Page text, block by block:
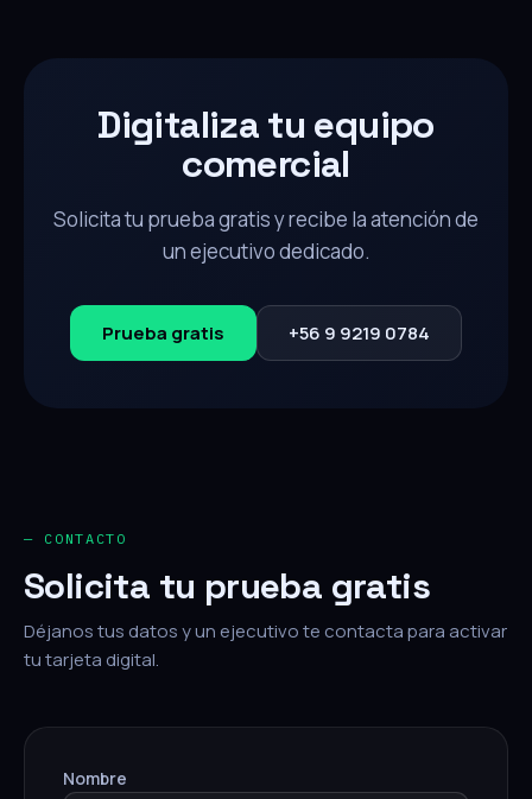
Digitaliza tu equipo
comercial
Solicita tu prueba gratis y recibe la atención de
un ejecutivo dedicado.
Prueba gratis +56 9 9219 0784
— CONTACTO
Solicita tu prueba gratis
Déjanos tus datos y un ejecutivo te contacta para activar
tu tarjeta digital.
Nombre